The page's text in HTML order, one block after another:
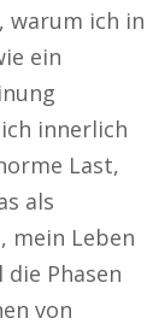
warum ich in
ein
innerlich
Last,
als
mein Leben
Phasen
von